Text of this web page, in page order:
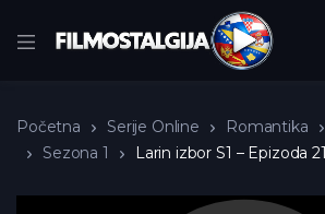
Početna Serije Online Romantika
Sezona 1
Larin izbor S1 – Epizoda 21